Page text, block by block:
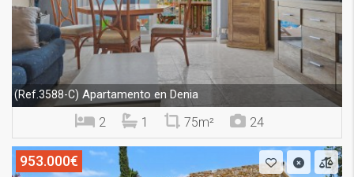
(Ref.3588-C) Apartamento en Denia
2 1 75m² 24
953.000€